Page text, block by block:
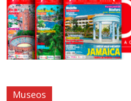
Museos